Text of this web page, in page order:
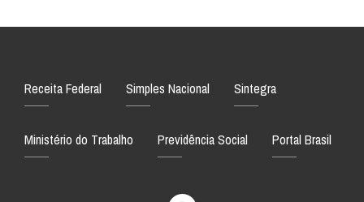
Receita Federal Simples Nacional Sintegra
Ministério do Trabalho Previdência Social Portal Brasil